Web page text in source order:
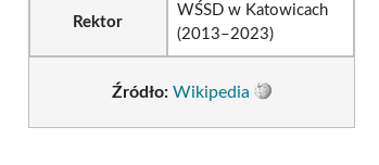
Rektor
WŚSD w Katowicach
(2013–2023)
Źródło: Wikipedia